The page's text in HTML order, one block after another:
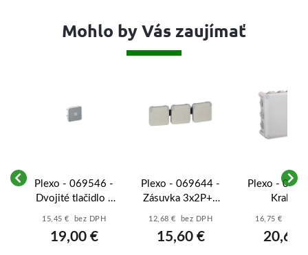
Mohlo by Vás zaujímať
Plexo - 069546 -
Dvojité tlačidlo s
prepínacím
- sivá
15,45 € bez DPH
19,00 €
Plexo - 069644 -
Zásuvka 3x2P+T
vodorovná -
12,68 € bez DPH
15,60 €
Plexo -
Krabica
16,75 € bez
20,60